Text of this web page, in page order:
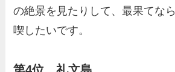
の絶景を見たりして、最果てな
喫したいです。